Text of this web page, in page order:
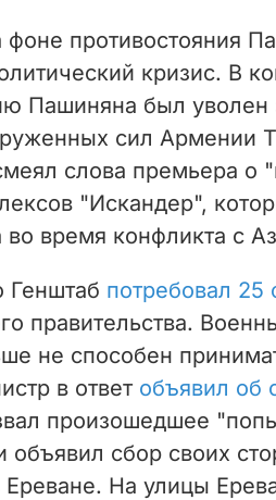
противостояния
кризис. В
Пашиняна был уволен
сил Армении
слова премьера о
"Искандер",
во время конфликта с
Генштаб потребовал 25
правительства.
не способен
в ответ объявил об
произошедшее
объявил сбор своих
Ереване. На улицы